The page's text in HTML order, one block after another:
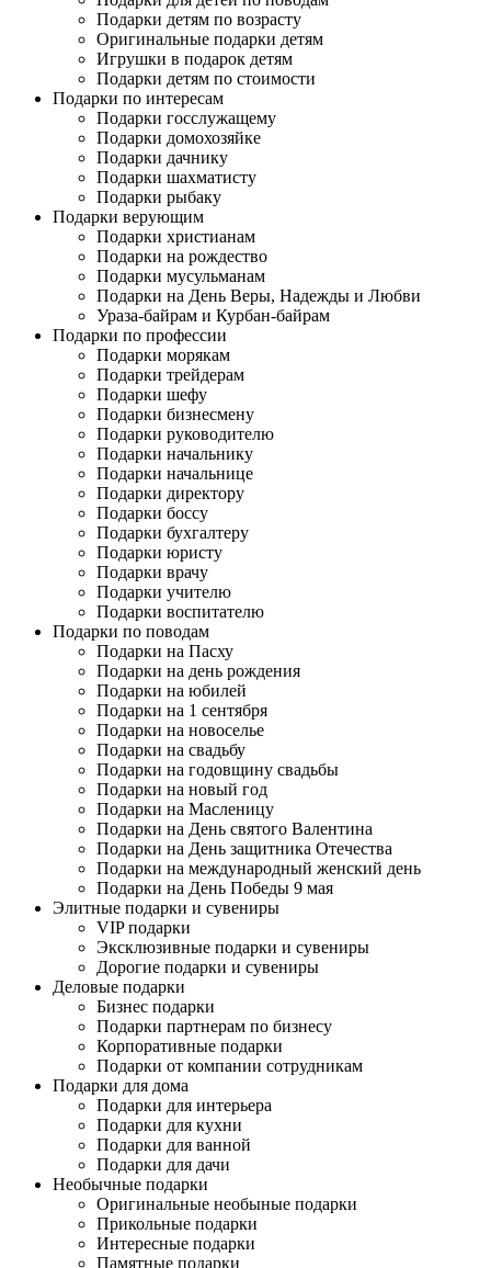
Подарки детям по возрасту
Оригинальные подарки детям
Игрушки в подарок детям
Подарки детям по стоимости
Подарки по интересам
Подарки госслужащему
Подарки домохозяйке
Подарки дачнику
Подарки шахматисту
Подарки рыбаку
Подарки верующим
Подарки христианам
Подарки на рождество
Подарки мусульманам
Подарки на День Веры, Надежды и Любви
Ураза-байрам и Курбан-байрам
Подарки по профессии
Подарки морякам
Подарки трейдерам
Подарки шефу
Подарки бизнесмену
Подарки руководителю
Подарки начальнику
Подарки начальнице
Подарки директору
Подарки боссу
Подарки бухгалтеру
Подарки юристу
Подарки врачу
Подарки учителю
Подарки воспитателю
Подарки по поводам
Подарки на Пасху
Подарки на день рождения
Подарки на юбилей
Подарки на 1 сентября
Подарки на новоселье
Подарки на свадьбу
Подарки на годовщину свадьбы
Подарки на новый год
Подарки на Масленицу
Подарки на День святого Валентина
Подарки на День защитника Отечества
Подарки на международный женский день
Подарки на День Победы 9 мая
Элитные подарки и сувениры
VIP подарки
Эксклюзивные подарки и сувениры
Дорогие подарки и сувениры
Деловые подарки
Бизнес подарки
Подарки партнерам по бизнесу
Корпоративные подарки
Подарки от компании сотрудникам
Подарки для дома
Подарки для интерьера
Подарки для кухни
Подарки для ванной
Подарки для дачи
Необычные подарки
Оригинальные необыные подарки
Прикольные подарки
Интересные подарки
Памятные подарки